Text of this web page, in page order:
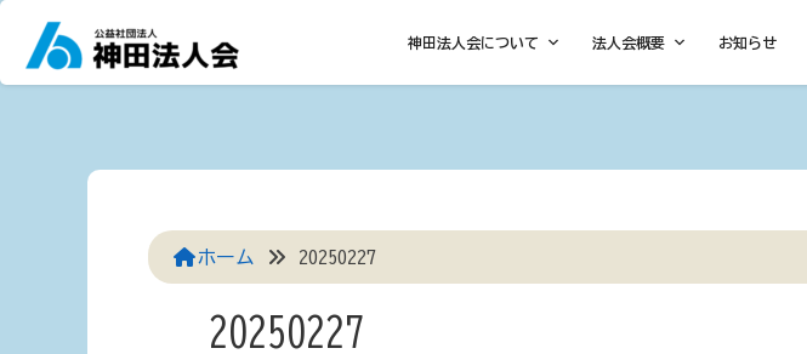
content
神田法人会について 法人会概要 お知らせ
ホーム 20250227
20250227